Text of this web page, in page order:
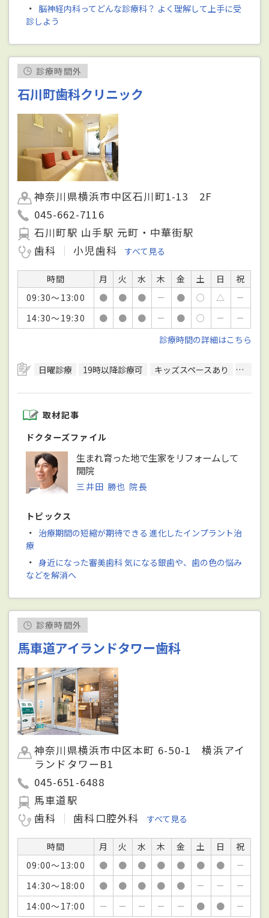
・ 脳神経内科ってどんな診療科？ よく理解して上手に受
診しよう
診療時間外
石川町歯科クリニック
神奈川県横浜市中区石川町1-13 2F
045-662-7116
石川町駅 山手駅 元町・中華街駅
歯科
小児歯科 すべて見る
時間 月 火 水 木 金 土 日
祝
09:30～13:00
● ● ● － ● ○ △
－
14:30～19:30
● ● ● － ● ○ －
－
診療時間の詳細はこちら
日曜診療 19時以降診療可 キッズスペースあり 駅徒歩
取材記事
ドクターズファイル
生まれ育った地で生家をリフォームして
開院
三井田 勝也 院長
トピックス
・ 治療期間の短縮が期待できる 進化したインプラント治
療
・ 身近になった審美歯科 気になる銀歯や、歯の色の悩み
などを解消へ
診療時間外
馬車道アイランドタワー歯科
神奈川県横浜市中区本町 6-50-1 横浜アイ
ランドタワーB1
045-651-6488
馬車道駅
歯科
歯科口腔外科 すべて見る
時間 月 火 水 木 金 土 日
祝
09:00～13:00
● ● ● ● ● ● ●
－
14:30～18:00
● ● ● ● ● － －
－
14:00～17:00
－ － － － － ● ● －